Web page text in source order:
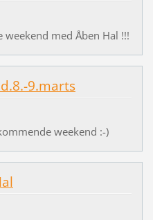
med Åben Hal !!!
9.marts
weekend :-)